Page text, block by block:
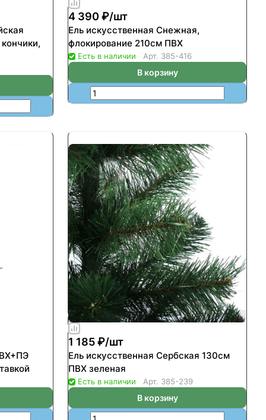
4 390 ₽/шт
Ель искусственная Снежная,
флокирование 210см ПВХ
Есть в наличии Арт. 385-416
В корзину
1 185 ₽/шт
Ель искусственная Сербская 130см
ПВХ зеленая
Есть в наличии Арт. 385-239
В корзину